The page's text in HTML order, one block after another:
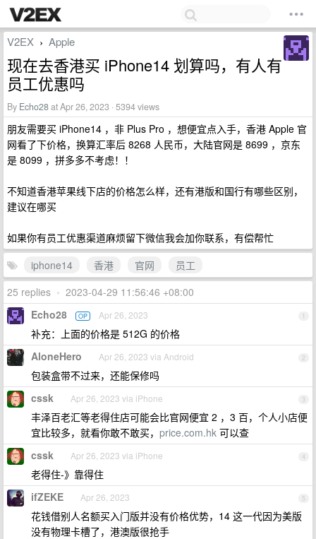
V2EX › Apple
现在去香港买 iPhone14 划算吗，有人有
员工优惠吗
By Echo28at Apr 26, 2023 · 5394 views
朋友需要买 iPhone14 ，非 Plus Pro ，想便宜点入手，香港 Apple 官
网看了下价格，换算汇率后 8268 人民币，大陆官网是 8699 ，京东
是 8099 ，拼多多不考虑！！
不知道香港苹果线下店的价格怎么样，还有港版和国行有哪些区别，
建议在哪买
如果你有员工优惠渠道麻烦留下微信我会加你联系，有偿帮忙
iphone14
香港 官网
员工
25 replies • 2023-04-29 11:56:46 +08:00
1
Echo28 OP Apr 26, 2023
补充：上面的价格是 512G 的价格
2
AloneHero Apr 26, 2023 via Android
包装盒带不过来，还能保修吗
3
cssk Apr 26, 2023 via iPhone
丰泽百老汇等老得住店可能会比官网便宜 2 ，3 百，个人小店便
宜比较多，就看你敢不敢买， price.com.hk 可以查
4
cssk Apr 26, 2023 via iPhone
老得住-》靠得住
5
ifZEKE Apr 26, 2023
花钱借别人名额买入门版并没有价格优势，14 这一代因为美版
没有物理卡槽了，港澳版很抢手